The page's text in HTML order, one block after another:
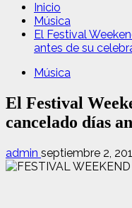
Inicio
Música
El Festival
antes de su
Música
El Festival
cancelado días
admin septiembre 2,